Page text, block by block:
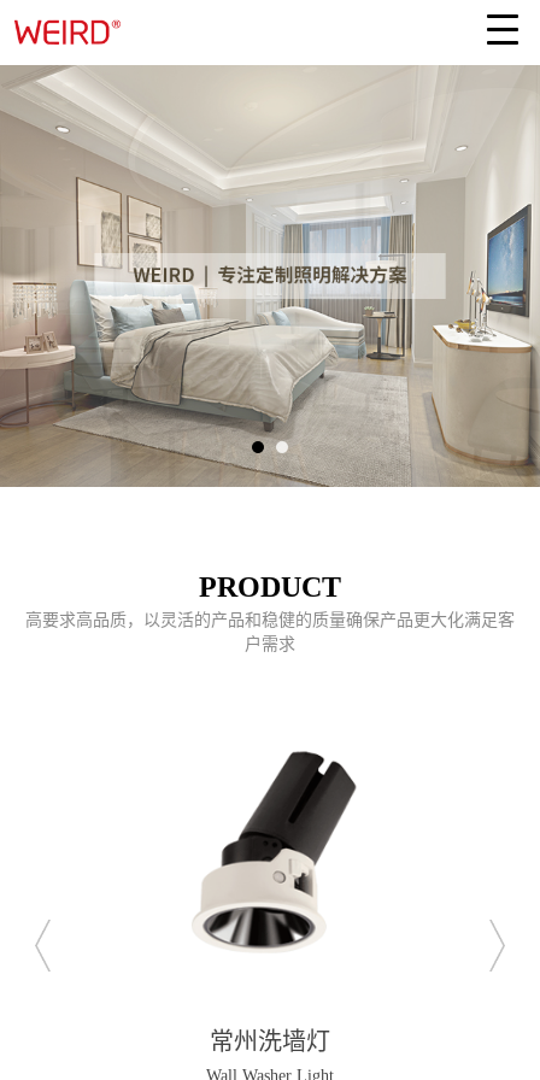
PRODUCT
高要求高品质，以灵活的产品和稳健的质量确保产品更大化满足客
户需求
常州洗墙灯
Wall Washer Light